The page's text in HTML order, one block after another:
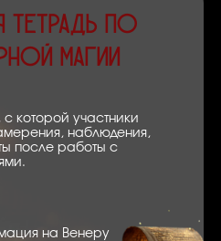
тетрадь по
магии
с которой участники
наблюдения,
после работы с
на Венеру